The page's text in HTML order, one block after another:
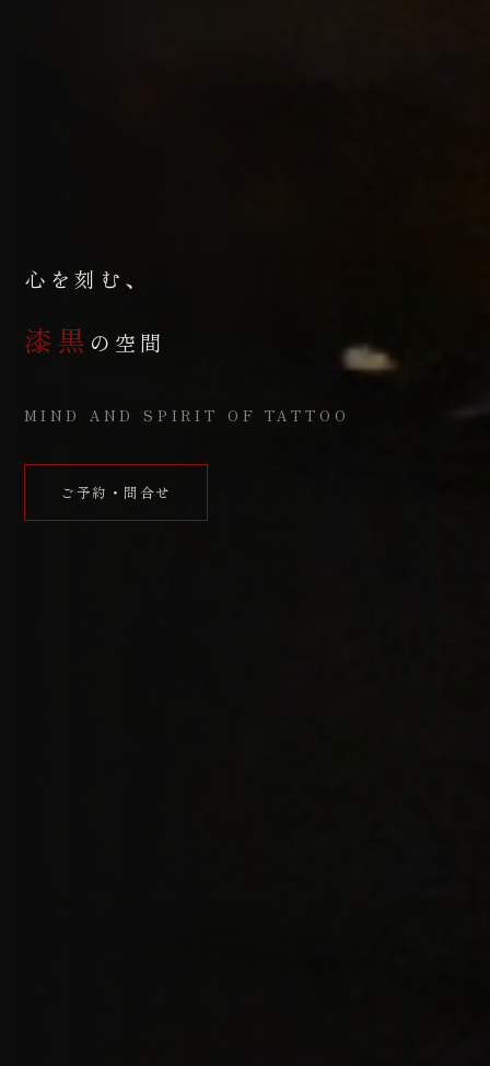
心を刻む、
漆黒 の空間
MIND AND SPIRIT OF TATTOO
ご予約・問合せ